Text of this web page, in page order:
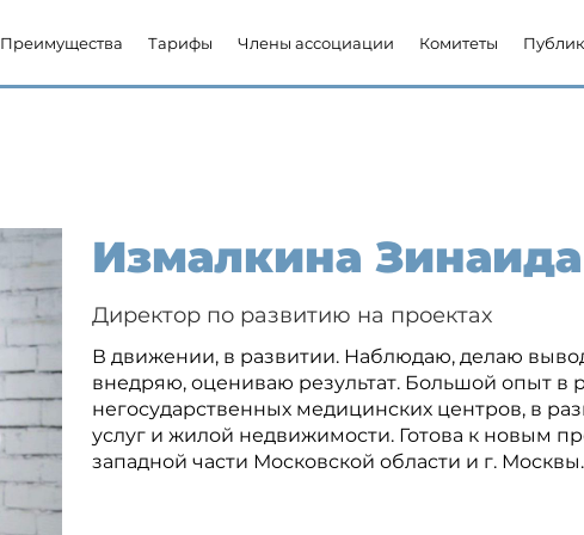
Преимущества Тарифы Члены ассоциации Комитеты
Измалкина
Директор по развитию на проектах
В движении, в развитии. Наблюдаю, делаю
внедряю, оцениваю результат. Большой опыт в
негосударственных медицинских центров, в
услуг и жилой недвижимости. Готова к новым
западной части Московской области и г. Москвы.